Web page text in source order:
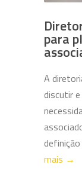
para
A
discutir
mais →